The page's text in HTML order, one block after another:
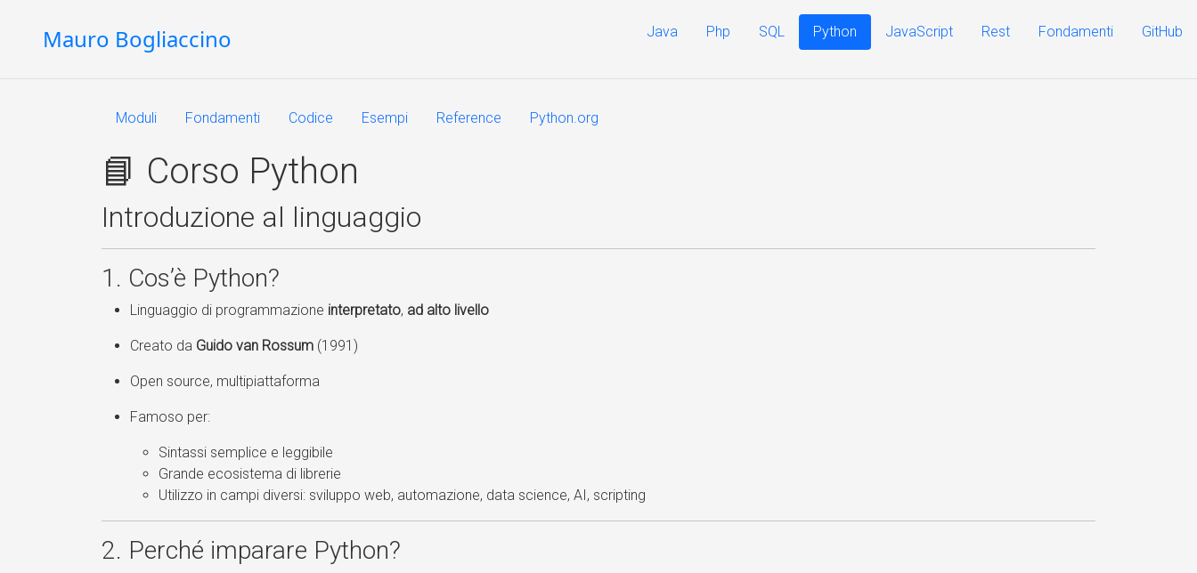
Mauro Bogliaccino Java Php SQL Python JavaScript Rest Fondamenti GitHub
Moduli Fondamenti Codice Esempi Reference Python.org
📘 Corso Python
Introduzione al linguaggio
1. Cos’è Python?
Linguaggio di programmazione interpretato, ad alto livello
Creato da Guido van Rossum (1991)
Open source, multipiattaforma
Famoso per:
Sintassi semplice e leggibile
Grande ecosistema di librerie
Utilizzo in campi diversi: sviluppo web, automazione, data science, AI, scripting
2. Perché imparare Python?